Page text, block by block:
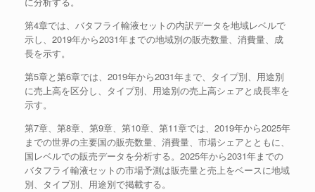
第4章では、バタフライ輸液セットの内訳データを地域レベルで
示し、2019年から2031年までの地域別の販売数量、消費量、成
長を示す。
第5章と第6章では、2019年から2031年まで、タイプ別、用途別
に売上高を区分し、タイプ別、用途別の売上高シェアと成長率を
示す。
第7章、第8章、第9章、第10章、第11章では、2019年から2025年
までの世界の主要国の販売数量、消費量、市場シェアとともに、
国レベルでの販売データを分析する。2025年から2031年までの
バタフライ輸液セットの市場予測は販売量と売上をベースに地域
別、タイプ別、用途別で掲載する。